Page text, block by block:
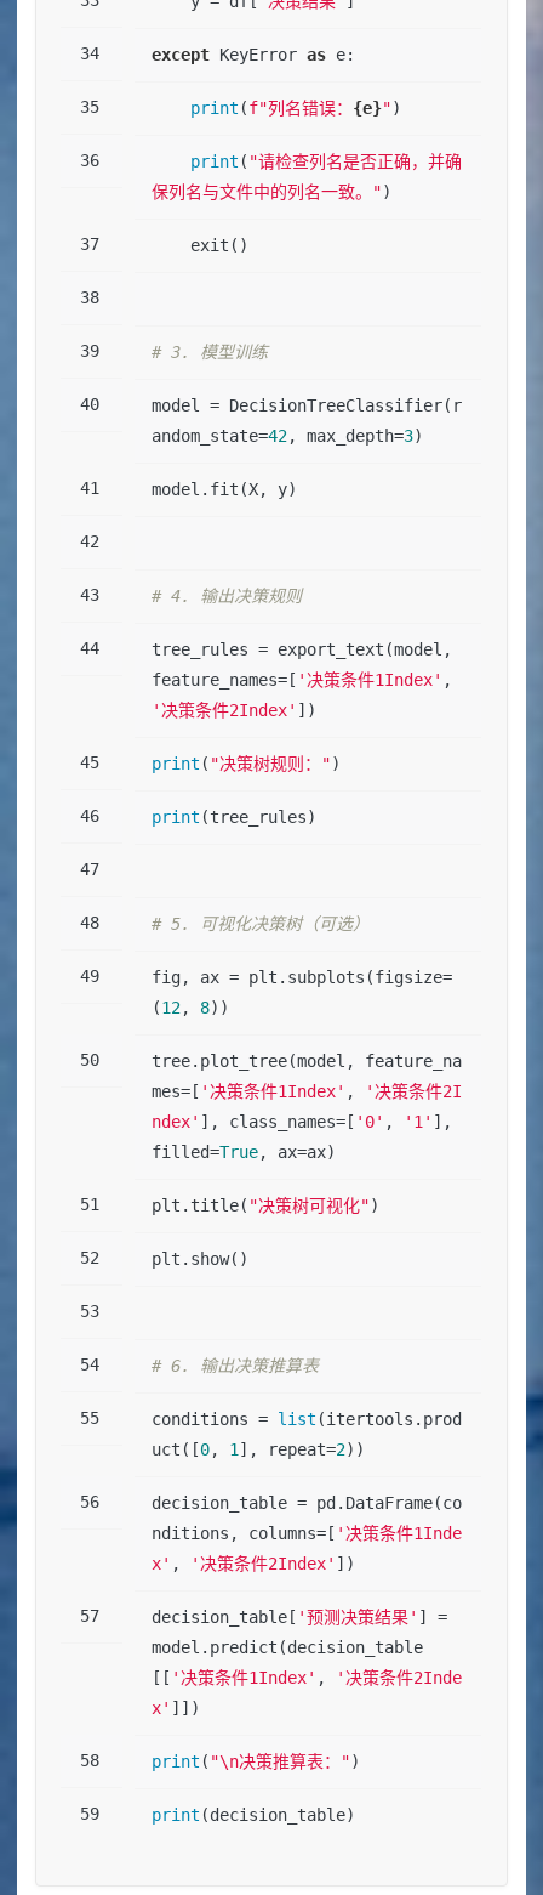
except KeyError as e:
print (f"列名错误： {e}")
print ( "请检查列名是否正确，并确
保列名与文件中的列名一致。")
    exit()
# 3. 模型训练
model = DecisionTreeClassifier(r
andom_state=42, max_depth=3)
model.fit(X, y)
# 4. 输出决策规则
tree_rules = export_text(model,
feature_names=[ '决策条件1Index'
'决策条件2Index' ])
print ( "决策树规则：")
print (tree_rules)
# 5. 可视化决策树（可选）
fig, ax = plt.subplots(figsize=
(12, 8))
tree.plot_tree(model, feature_na
mes=[ '决策条件1Index' ,
'决策条件2I
ndex' ], class_names=[ '0' , '1' ],
filled=True, ax=ax)
plt.title( "决策树可视化")
plt.show()
# 6. 输出决策推算表
conditions = list (itertools.prod
uct([0, 1], repeat=2))
decision_table = pd.DataFrame(co
nditions, columns=[ '决策条件1Inde
x' , '决策条件2Index' ])
decision_table[ '预测决策结果' ] =
model.predict(decision_table
[[ '决策条件1Index' ,
'决策条件2Inde
x' ]])
print ( "\n决策推算表：")
print (decision_table)